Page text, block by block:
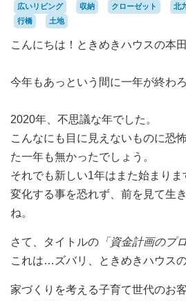
広いリビング
収納 クローゼット 北
行橋
土地
こんにちは！ときめきハウスの本田
今年もあっという間に一年が終わ
2020年、不思議な年でした。
こんなにも目に見えないものに恐
た一年も無かったでしょう。
それでも新しい1年はまた始まりま
変化する事を恐れず、前を見て生
ね。
さて、タイトルの 「資金計画のプロ
これは…ズバリ、ときめきハウス
家づくりを考える子育て世代のお